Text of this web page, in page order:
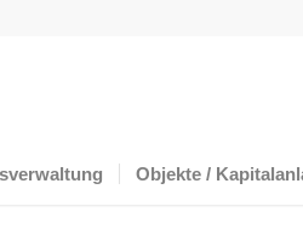
Objekte /